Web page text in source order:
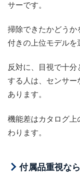
サーです。
掃除できたかどうか
付きの上位モデルを
反対に、目視で十
する人は、センサー
あります。
機能差はカタログ上
わります。
付属品重視な